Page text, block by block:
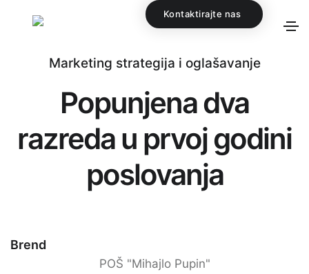
Kontaktirajte nas
Marketing strategija i oglašavanje
Popunjena dva
razreda u prvoj godini
poslovanja
Brend
POŠ "Mihajlo Pupin"